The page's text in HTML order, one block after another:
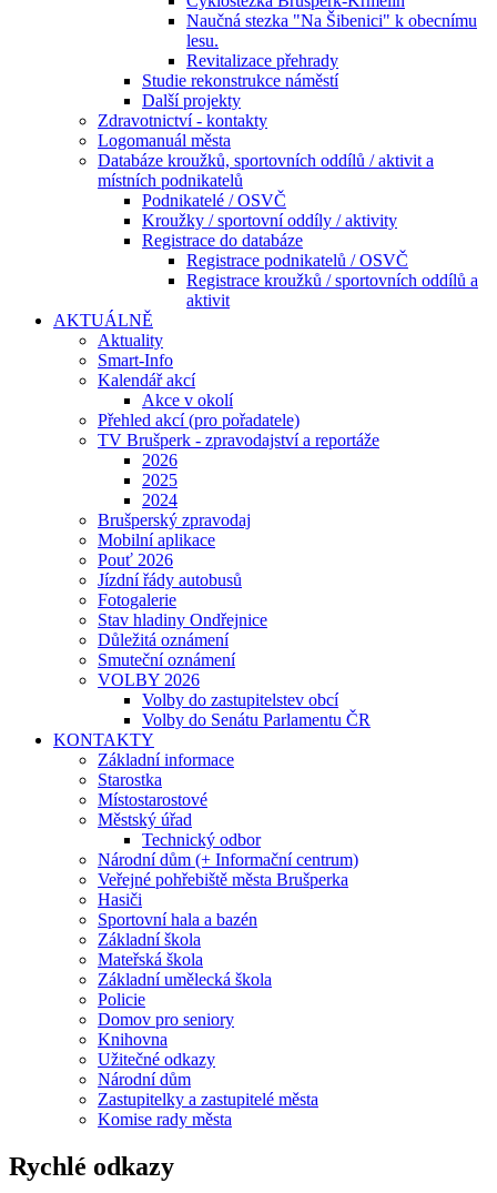
Naučná stezka "Na Šibenici" k obecnímu
lesu.
Revitalizace přehrady
Studie rekonstrukce náměstí
Další projekty
Zdravotnictví - kontakty
Logomanuál města
Databáze kroužků, sportovních oddílů / aktivit a
místních podnikatelů
Podnikatelé / OSVČ
Kroužky / sportovní oddíly / aktivity
Registrace do databáze
Registrace podnikatelů / OSVČ
Registrace kroužků / sportovních oddílů a
aktivit
AKTUÁLNĚ
Aktuality
Smart-Info
Kalendář akcí
Akce v okolí
Přehled akcí (pro pořadatele)
TV Brušperk - zpravodajství a reportáže
2026
2025
2024
Brušperský zpravodaj
Mobilní aplikace
Pouť 2026
Jízdní řády autobusů
Fotogalerie
Stav hladiny Ondřejnice
Důležitá oznámení
Smuteční oznámení
VOLBY 2026
Volby do zastupitelstev obcí
Volby do Senátu Parlamentu ČR
KONTAKTY
Základní informace
Starostka
Místostarostové
Městský úřad
Technický odbor
Národní dům (+ Informační centrum)
Veřejné pohřebiště města Brušperka
Hasiči
Sportovní hala a bazén
Základní škola
Mateřská škola
Základní umělecká škola
Policie
Domov pro seniory
Knihovna
Užitečné odkazy
Národní dům
Zastupitelky a zastupitelé města
Komise rady města
Rychlé odkazy